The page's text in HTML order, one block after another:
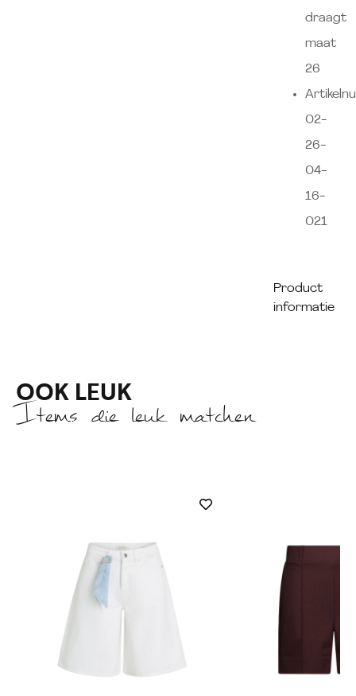
Product
informatie
draagt
maat
26
02-
26-
04-
16-
021
OOK LEUK
Items die leuk matchen